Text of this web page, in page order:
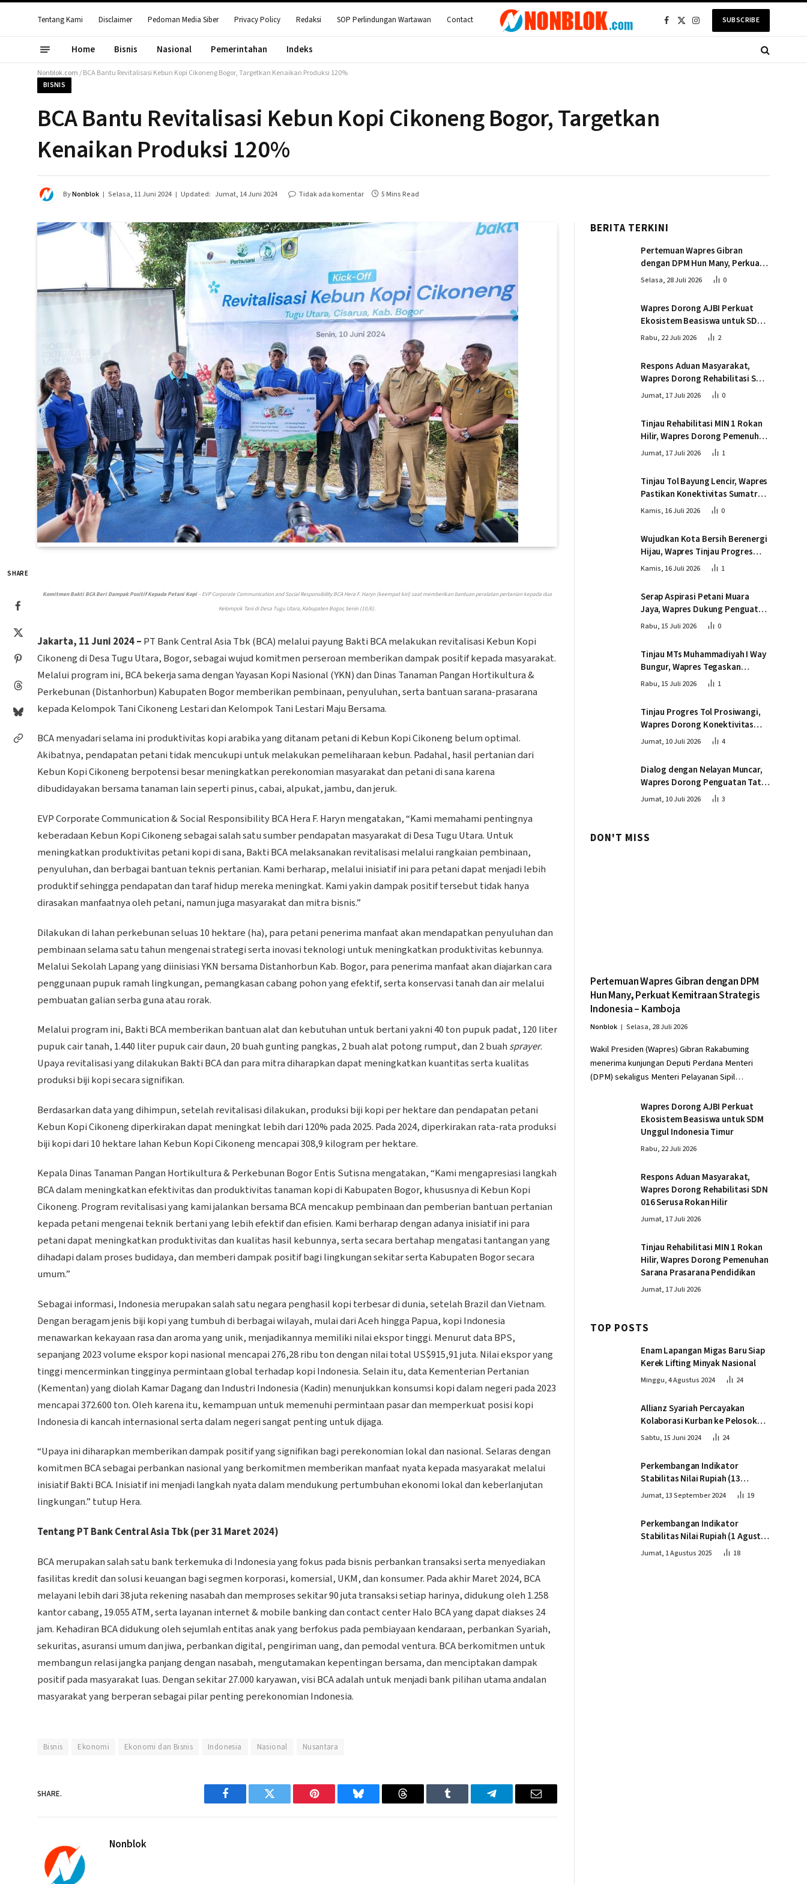
Tentang Kami Disclaimer Pedoman Media Siber Privacy Policy Redaksi SOP Perlindungan Wartawan Contact Facebook
X
InstagramSUBSCRIBE
Home Bisnis Nasional Pemerintahan Indeks
Nonblok.com/BCA Bantu Revitalisasi Kebun Kopi Cikoneng Bogor, Targetkan Kenaikan Produksi 120%
BISNIS
BCA Bantu Revitalisasi Kebun Kopi Cikoneng Bogor, Targetkan
Kenaikan Produksi 120%
ByNonblok Selasa, 11 Juni 2024 Updated: Jumat, 14 Juni 2024 Tidak ada komentar 5 Mins Read
SHARE
Komitmen Bakti BCA Beri Dampak Positif Kepada Petani Kopi– EVP Corporate Communication and Social Responsibility BCA Hera F. Haryn (keempat kiri) saat memberikan bantuan peralatan pertanian kepada dua
Kelompok Tani di Desa Tugu Utara, Kabupaten Bogor, Senin (10/6).
Jakarta, 11 Juni 2024 – PT Bank Central Asia Tbk (BCA) melalui payung Bakti BCA melakukan revitalisasi Kebun Kopi
Cikoneng di Desa Tugu Utara, Bogor, sebagai wujud komitmen perseroan memberikan dampak positif kepada masyarakat.
Melalui program ini, BCA bekerja sama dengan Yayasan Kopi Nasional (YKN) dan Dinas Tanaman Pangan Hortikultura &
Perkebunan (Distanhorbun) Kabupaten Bogor memberikan pembinaan, penyuluhan, serta bantuan sarana-prasarana
kepada Kelompok Tani Cikoneng Lestari dan Kelompok Tani Lestari Maju Bersama.
BCA menyadari selama ini produktivitas kopi arabika yang ditanam petani di Kebun Kopi Cikoneng belum optimal.
Akibatnya, pendapatan petani tidak mencukupi untuk melakukan pemeliharaan kebun. Padahal, hasil pertanian dari
Kebun Kopi Cikoneng berpotensi besar meningkatkan perekonomian masyarakat dan petani di sana karena
dibudidayakan bersama tanaman lain seperti pinus, cabai, alpukat, jambu, dan jeruk.
EVP Corporate Communication & Social Responsibility BCA Hera F. Haryn mengatakan, “Kami memahami pentingnya
keberadaan Kebun Kopi Cikoneng sebagai salah satu sumber pendapatan masyarakat di Desa Tugu Utara. Untuk
meningkatkan produktivitas petani kopi di sana, Bakti BCA melaksanakan revitalisasi melalui rangkaian pembinaan,
penyuluhan, dan berbagai bantuan teknis pertanian. Kami berharap, melalui inisiatif ini para petani dapat menjadi lebih
produktif sehingga pendapatan dan taraf hidup mereka meningkat. Kami yakin dampak positif tersebut tidak hanya
dirasakan manfaatnya oleh petani, namun juga masyarakat dan mitra bisnis.”
Dilakukan di lahan perkebunan seluas 10 hektare (ha), para petani penerima manfaat akan mendapatkan penyuluhan dan
pembinaan selama satu tahun mengenai strategi serta inovasi teknologi untuk meningkatkan produktivitas kebunnya.
Melalui Sekolah Lapang yang diinisiasi YKN bersama Distanhorbun Kab. Bogor, para penerima manfaat akan diajarkan cara
penggunaan pupuk ramah lingkungan, pemangkasan cabang pohon yang efektif, serta konservasi tanah dan air melalui
pembuatan galian serba guna atau rorak.
Melalui program ini, Bakti BCA memberikan bantuan alat dan kebutuhan untuk bertani yakni 40 ton pupuk padat, 120 liter
pupuk cair tanah, 1.440 liter pupuk cair daun, 20 buah gunting pangkas, 2 buah alat potong rumput, dan 2 buah sprayer.
Upaya revitalisasi yang dilakukan Bakti BCA dan para mitra diharapkan dapat meningkatkan kuantitas serta kualitas
produksi biji kopi secara signifikan.
Berdasarkan data yang dihimpun, setelah revitalisasi dilakukan, produksi biji kopi per hektare dan pendapatan petani
Kebun Kopi Cikoneng diperkirakan dapat meningkat lebih dari 120% pada 2025. Pada 2024, diperkirakan rata-rata produksi
biji kopi dari 10 hektare lahan Kebun Kopi Cikoneng mencapai 308,9 kilogram per hektare.
Kepala Dinas Tanaman Pangan Hortikultura & Perkebunan Bogor Entis Sutisna mengatakan, “Kami mengapresiasi langkah
BCA dalam meningkatkan efektivitas dan produktivitas tanaman kopi di Kabupaten Bogor, khususnya di Kebun Kopi
Cikoneng. Program revitalisasi yang kami jalankan bersama BCA mencakup pembinaan dan pemberian bantuan pertanian
kepada petani mengenai teknik bertani yang lebih efektif dan efisien. Kami berharap dengan adanya inisiatif ini para
petani dapat meningkatkan produktivitas dan kualitas hasil kebunnya, serta secara bertahap mengatasi tantangan yang
dihadapi dalam proses budidaya, dan memberi dampak positif bagi lingkungan sekitar serta Kabupaten Bogor secara
umum.”
Sebagai informasi, Indonesia merupakan salah satu negara penghasil kopi terbesar di dunia, setelah Brazil dan Vietnam.
Dengan beragam jenis biji kopi yang tumbuh di berbagai wilayah, mulai dari Aceh hingga Papua, kopi Indonesia
menawarkan kekayaan rasa dan aroma yang unik, menjadikannya memiliki nilai ekspor tinggi. Menurut data BPS,
sepanjang 2023 volume ekspor kopi nasional mencapai 276,28 ribu ton dengan nilai total US$915,91 juta. Nilai ekspor yang
tinggi mencerminkan tingginya permintaan global terhadap kopi Indonesia. Selain itu, data Kementerian Pertanian
(Kementan) yang diolah Kamar Dagang dan Industri Indonesia (Kadin) menunjukkan konsumsi kopi dalam negeri pada 2023
mencapai 372.600 ton. Oleh karena itu, kemampuan untuk memenuhi permintaan pasar dan memperkuat posisi kopi
Indonesia di kancah internasional serta dalam negeri sangat penting untuk dijaga.
“Upaya ini diharapkan memberikan dampak positif yang signifikan bagi perekonomian lokal dan nasional. Selaras dengan
komitmen BCA sebagai perbankan nasional yang berkomitmen memberikan manfaat nyata kepada masyarakat melalui
inisiatif Bakti BCA. Inisiatif ini menjadi langkah nyata dalam mendukung pertumbuhan ekonomi lokal dan keberlanjutan
lingkungan.” tutup Hera.
Tentang PT Bank Central Asia Tbk (per 31 Maret 2024)
BCA merupakan salah satu bank terkemuka di Indonesia yang fokus pada bisnis perbankan transaksi serta menyediakan
fasilitas kredit dan solusi keuangan bagi segmen korporasi, komersial, UKM, dan konsumer. Pada akhir Maret 2024, BCA
melayani lebih dari 38 juta rekening nasabah dan memproses sekitar 90 juta transaksi setiap harinya, didukung oleh 1.258
kantor cabang, 19.055 ATM, serta layanan internet & mobile banking dan contact center Halo BCA yang dapat diakses 24
jam. Kehadiran BCA didukung oleh sejumlah entitas anak yang berfokus pada pembiayaan kendaraan, perbankan Syariah,
sekuritas, asuransi umum dan jiwa, perbankan digital, pengiriman uang, dan pemodal ventura. BCA berkomitmen untuk
membangun relasi jangka panjang dengan nasabah, mengutamakan kepentingan bersama, dan menciptakan dampak
positif pada masyarakat luas. Dengan sekitar 27.000 karyawan, visi BCA adalah untuk menjadi bank pilihan utama andalan
masyarakat yang berperan sebagai pilar penting perekonomian Indonesia.
Bisnis Ekonomi Ekonomi dan Bisnis Indonesia Nasional Nusantara
SHARE.
Facebook Twitter Pinterest Bluesky Threads Tumblr Telegram Email
Nonblok
BERITA TERKINI
Pertemuan Wapres Gibran
dengan DPM Hun Many, Perkuat
Kemitraan Strategis Indonesia –
Selasa, 28 Juli 2026 0
Wapres Dorong AJBI Perkuat
Ekosistem Beasiswa untuk SDM
Unggul Indonesia Timur
Rabu, 22 Juli 2026 2
Respons Aduan Masyarakat,
Wapres Dorong Rehabilitasi SDN
016 Serusa Rokan Hilir
Jumat, 17 Juli 2026 0
Tinjau Rehabilitasi MIN 1 Rokan
Hilir, Wapres Dorong Pemenuhan
Sarana Prasarana Pendidikan
Jumat, 17 Juli 2026 1
Tinjau Tol Bayung Lencir, Wapres
Pastikan Konektivitas Sumatra
Berjalan Optimal
Kamis, 16 Juli 2026 0
Wujudkan Kota Bersih Berenergi
Hijau, Wapres Tinjau Progres
Pembangunan PSEL di
Kamis, 16 Juli 2026 1
Serap Aspirasi Petani Muara
Jaya, Wapres Dukung Penguatan
Ekosistem Singkong untuk
Rabu, 15 Juli 2026 0
Tinjau MTs Muhammadiyah I Way
Bungur, Wapres Tegaskan
Pembangunan SDM Harus
Rabu, 15 Juli 2026 1
Tinjau Progres Tol Prosiwangi,
Wapres Dorong Konektivitas
dan Pertumbuhan Ekonomi
Jumat, 10 Juli 2026 4
Dialog dengan Nelayan Muncar,
Wapres Dorong Penguatan Tata
Kelola dan Produktivitas Sektor
Jumat, 10 Juli 2026 3
DON'T MISS
Pertemuan Wapres Gibran dengan DPM
Hun Many, Perkuat Kemitraan Strategis
Indonesia – Kamboja
Nonblok Selasa, 28 Juli 2026
Wakil Presiden (Wapres) Gibran Rakabuming
menerima kunjungan Deputi Perdana Menteri
(DPM) sekaligus Menteri Pelayanan Sipil…
Wapres Dorong AJBI Perkuat
Ekosistem Beasiswa untuk SDM
Unggul Indonesia Timur
Rabu, 22 Juli 2026
Respons Aduan Masyarakat,
Wapres Dorong Rehabilitasi SDN
016 Serusa Rokan Hilir
Jumat, 17 Juli 2026
Tinjau Rehabilitasi MIN 1 Rokan
Hilir, Wapres Dorong Pemenuhan
Sarana Prasarana Pendidikan
Jumat, 17 Juli 2026
TOP POSTS
Enam Lapangan Migas Baru Siap
Kerek Lifting Minyak Nasional
Minggu, 4 Agustus 2024 24
Allianz Syariah Percayakan
Kolaborasi Kurban ke Pelosok
Negeri bersama Dompet Dhuafa
Sabtu, 15 Juni 2024 24
Perkembangan Indikator
Stabilitas Nilai Rupiah (13
September 2024)
Jumat, 13 September 2024 19
Perkembangan Indikator
Stabilitas Nilai Rupiah (1 Agustus
2025)
Jumat, 1 Agustus 2025 18